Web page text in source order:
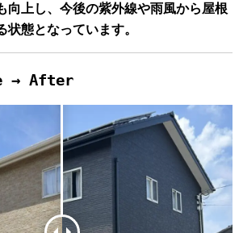
向上し、今後の紫外線や雨風から屋根
態となっています。
→ After